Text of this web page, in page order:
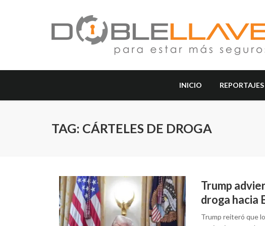
INICIO REPORTAJES
TAG: CÁRTELES DE DROGA
Trump
droga hacia
Trump reiteró que